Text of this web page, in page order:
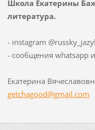
Школа Екатерины
литература.
- instagram
- сообщения whatsapp
Екатерина
getchagood@gmail.com